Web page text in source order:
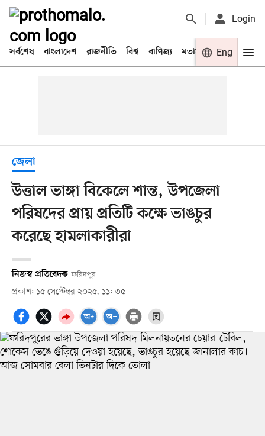
Login
সর্বশেষ বাংলাদেশ রাজনীতি বিশ্ব বাণিজ্য মতামত খেলা
Eng
জেলা
উত্তাল ভাঙ্গা বিকেলে শান্ত, উপজেলা
পরিষদের প্রায় প্রতিটি কক্ষে ভাঙচুর
করেছে হামলাকারীরা
নিজস্ব প্রতিবেদক ফরিদপুর
প্রকাশ: ১৫ সেপ্টেম্বর ২০২৫, ১১: ৩৫